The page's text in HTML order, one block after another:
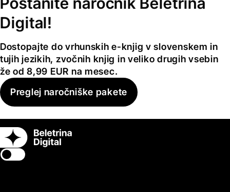
Digital!
Dostopajte do vrhunskih e-knjig v slovenskem in
tujih jezikih, zvočnih knjig in veliko drugih vsebin
že od 8,99 EUR na mesec.
Preglej naročniške pakete
Switch theme